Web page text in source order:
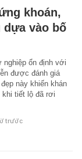
khoán,
dựa vào bố
nghiệp ổn định với
được đánh giá
này khiến khán
khi tiết lộ đã rơi
trước